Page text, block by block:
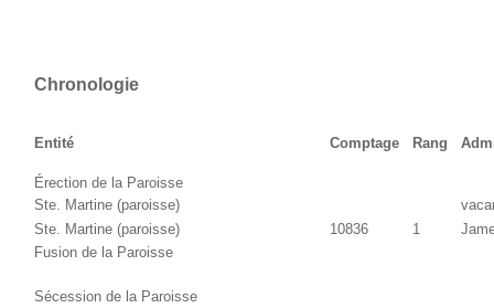
Chronologie
Entité Comptage Rang
Érection de la Paroisse
Ste. Martine (paroisse)
Ste. Martine (paroisse)
10836 1
Fusion de la Paroisse
Sécession de la Paroisse